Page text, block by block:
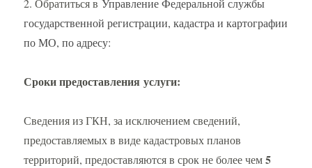
2. Обратиться вУправление Федеральной службы
государственной регистрации, кадастра и картографии
по МО, по адресу:
Сроки предоставления услуги:
Сведения из ГКН, за исключением сведений,
предоставляемых в виде кадастровых планов
территорий, предоставляются в срок не более чем5